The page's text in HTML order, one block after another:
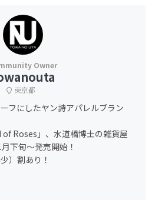
東京都
フにしたヤン詩アパレルブラン
Roses」、水道橋博士の雑貨屋
下旬〜発売開始！
）割あり！